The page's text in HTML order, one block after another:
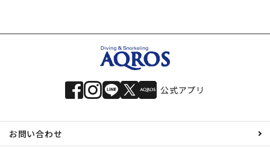
公式アプリ
お問い合わせ